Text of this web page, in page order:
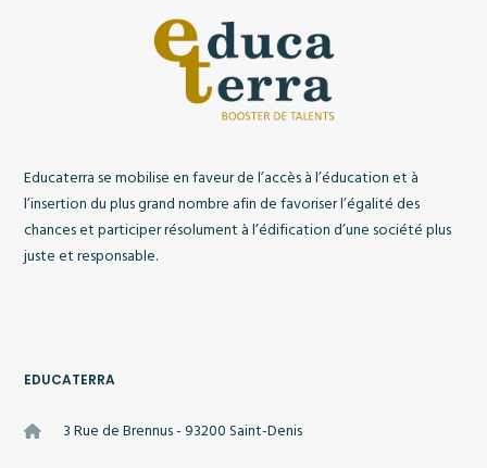
Educaterra se mobilise en faveur de l’accès à l’éducation et à
l’insertion du plus grand nombre afin de favoriser l’égalité des
chances et participer résolument à l’édification d’une société plus
juste et responsable.
EDUCATERRA
3 Rue de Brennus - 93200 Saint-Denis